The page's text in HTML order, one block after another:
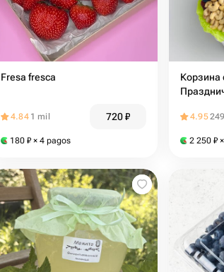
Fresa fresca
4.84 1 mil 720₽
180 ₽ × 4 pagos
Корзина
4.95249
2 250 ₽